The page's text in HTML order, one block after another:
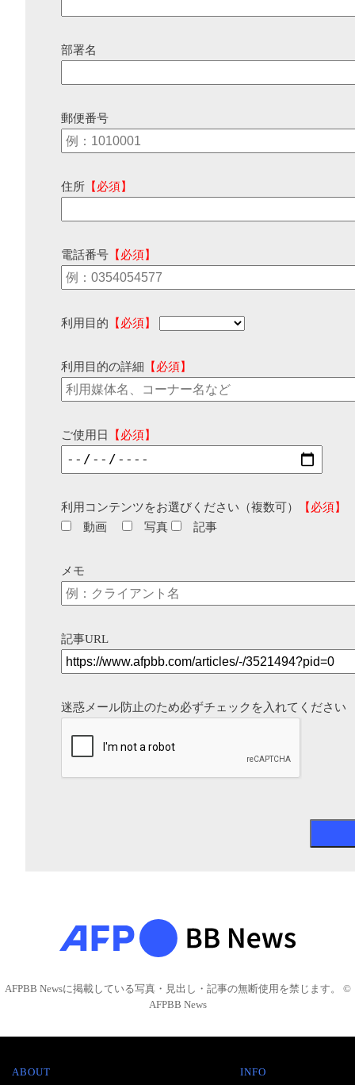
部署名
郵便番号
住所 【必須】
電話番号 【必須】
利用目的 【必須】
利用目的の詳細 【必須】
ご使用日 【必須】
利用コンテンツをお選びください（複数可）
【必須】
動画
写真 記事
メモ
記事URL
迷惑メール防止のため必ずチェックを入れてください
AFPBB Newsに掲載している写真・見出し・記事の無断使用を禁じます。 ©
AFPBB News
ABOUT INFO